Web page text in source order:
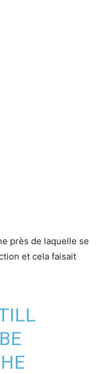
près de laquelle se
et cela faisait